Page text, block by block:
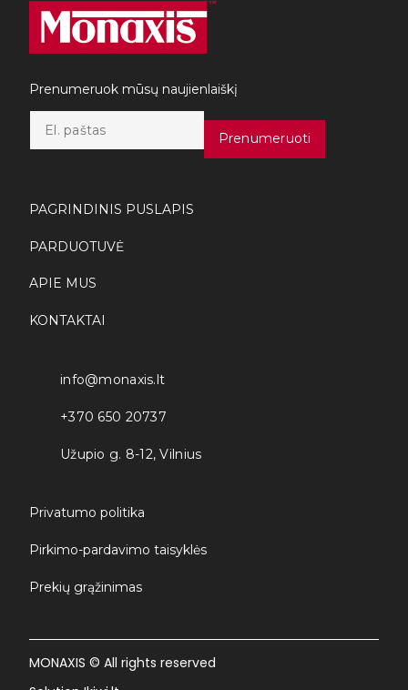
Prenumeruok mūsų naujienlaiškį
a
*
Prenumeruoti
PAGRINDINIS PUSLAPIS
PARDUOTUVĖ
APIE MUS
KONTAKTAI
info@monaxis.lt
+370 650 20737
Užupio g. 8-12, Vilnius
Privatumo politika
Pirkimo-pardavimo taisyklės
Prekių grąžinimas
MONAXIS © All rights reserved